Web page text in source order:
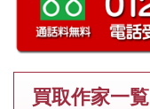
買取作家一覧